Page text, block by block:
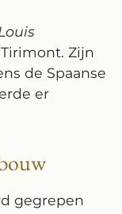
Zijn
de Spaanse
er
gegrepen